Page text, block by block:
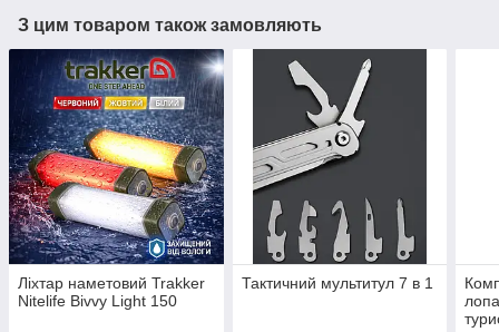
З цим товаром також замовляють
Ліхтар наметовий Trakker
Nitelife Bivvy Light 150
Тактичний мультитул 7 в 1